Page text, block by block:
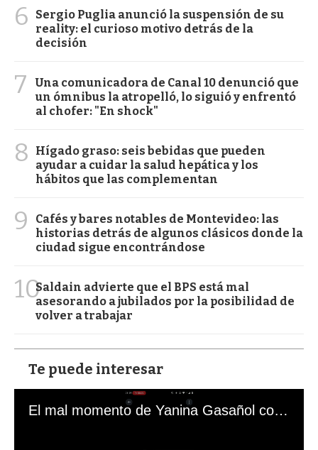
6
Sergio Puglia anunció la suspensión de su
reality: el curioso motivo detrás de la
decisión
7
Una comunicadora de Canal 10 denunció que
un ómnibus la atropelló, lo siguió y enfrentó
al chofer: "En shock"
8
Hígado graso: seis bebidas que pueden
ayudar a cuidar la salud hepática y los
hábitos que las complementan
9
Cafés y bares notables de Montevideo: las
historias detrás de algunos clásicos donde la
ciudad sigue encontrándose
10Saldain advierte que el BPS está mal
asesorando a jubilados por la posibilidad de
volver a trabajar
Te puede interesar
El mal momento de Yanina Gasañol con un hincha argentino en "Subrayado"